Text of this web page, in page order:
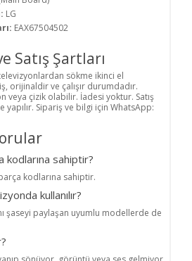
LG
EAX67504502
Satış Şartları
sökme ikinci el
orijinaldir ve çalışır durumdadır.
veya çizik olabilir. İadesi yoktur. Satış
yapılır. Sipariş ve bilgi için WhatsApp:
kodlarına sahiptir?
kodlarına sahiptir.
kullanılır?
şaseyi paylaşan uyumlu modellerde de